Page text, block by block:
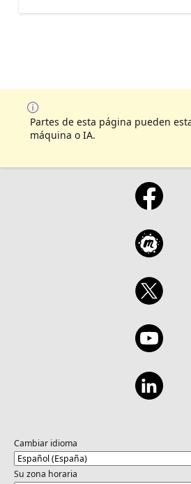
Partes de esta página pueden
máquina o IA.
Cambiar idioma
Su zona horaria